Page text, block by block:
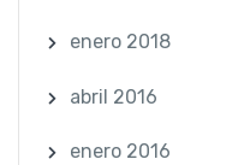
enero 2018
abril 2016
enero 2016